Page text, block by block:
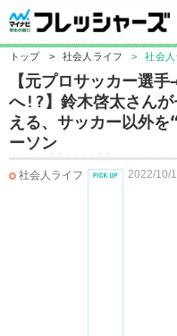
トップ > 社会人ライフ > 社会人
【元プロサッカー選
へ!?】鈴木啓太さんが
える、サッカー以外
ーソン
社会人ライフ 2022/10/